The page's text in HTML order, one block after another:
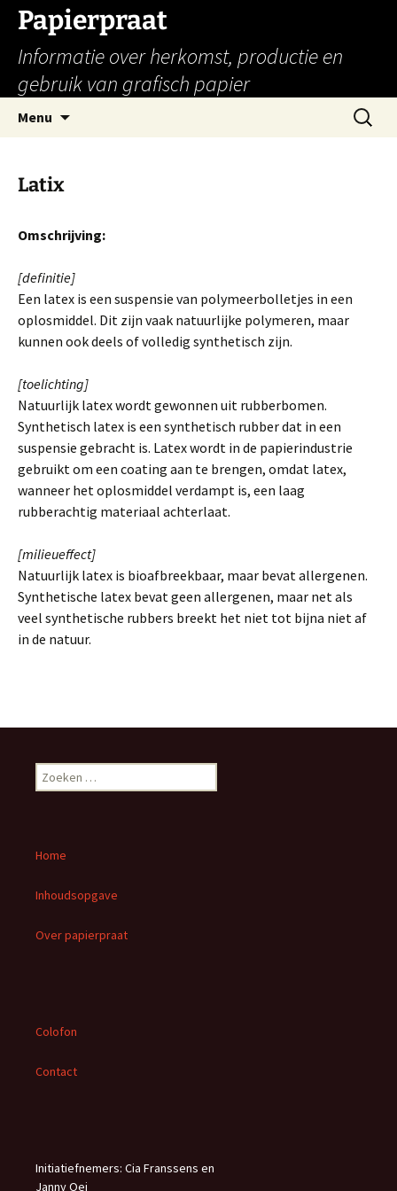
Papierpraat
Informatie over herkomst, productie en
gebruik van grafisch papier
Menu
Zoeken
naar:
Latix
Omschrijving:
[definitie]
Een latex is een suspensie van polymeerbolletjes in een
oplosmiddel. Dit zijn vaak natuurlijke polymeren, maar
kunnen ook deels of volledig synthetisch zijn.
[toelichting]
Natuurlijk latex wordt gewonnen uit rubberbomen.
Synthetisch latex is een synthetisch rubber dat in een
suspensie gebracht is. Latex wordt in de papierindustrie
gebruikt om een coating aan te brengen, omdat latex,
wanneer het oplosmiddel verdampt is, een laag
rubberachtig materiaal achterlaat.
[milieueffect]
Natuurlijk latex is bioafbreekbaar, maar bevat allergenen.
Synthetische latex bevat geen allergenen, maar net als
veel synthetische rubbers breekt het niet tot bijna niet af
in de natuur.
o
n
a
r
Home
Inhoudsopgave
Over papierpraat
Colofon
Contact
Initiatiefnemers: Cia Franssens en
Janny Oei